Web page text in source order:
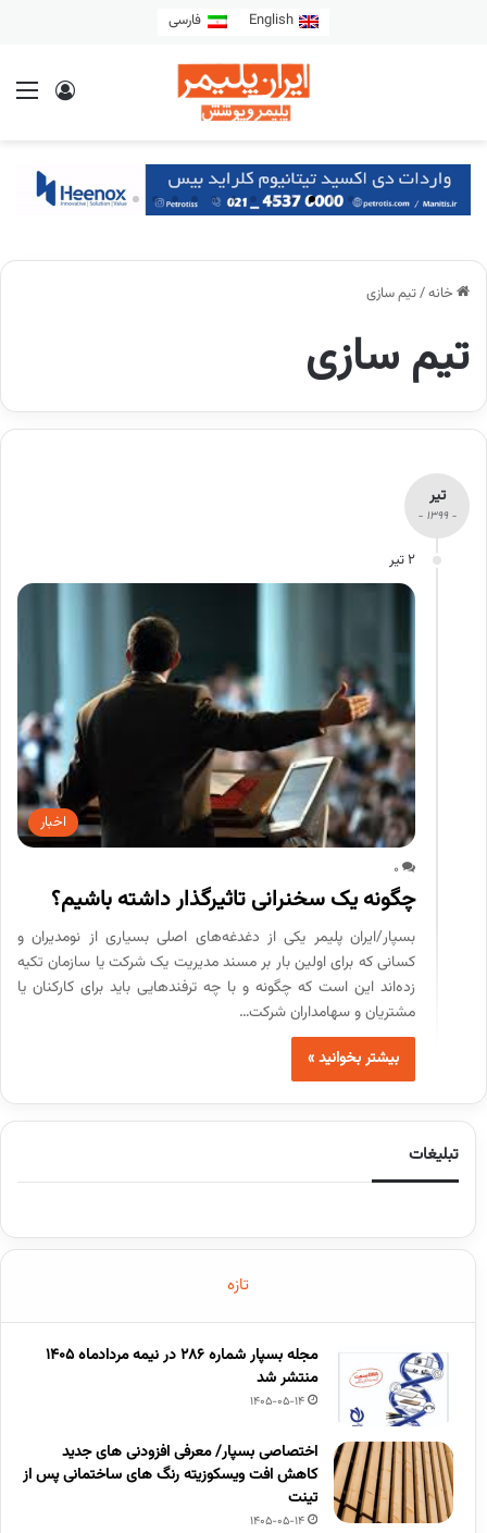
English فارسی
خانه/تیم سازی
تیم سازی
تیر
- 1399 -
2 تیر
اخبار
0
چگونه یک سخنرانی تاثیرگذار داشته باشیم؟
بسپار/ایران پلیمر یکی از دغدغه‌های اصلی بسیاری از نومدیران و
کسانی که برای اولین بار بر مسند مدیریت یک شرکت یا سازمان تکیه
زده‌اند این است که چگونه و با چه ترفندهایی باید برای کارکنان یا
مشتریان و سهامداران شرکت…
بیشتر بخوانید »
تبلیغات
تازه
مجله بسپار شماره 286 در نیمه مردادماه 1405
منتشر شد
1405-05-14
اختصاصی بسپار/ معرفی افزودنی های جدید
کاهش افت ویسکوزیته رنگ های ساختمانی پس از
تینت
1405-05-14